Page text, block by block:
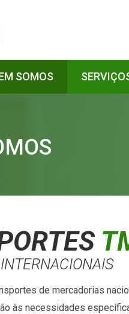
SOMOS
de mercadorias
às necessidades